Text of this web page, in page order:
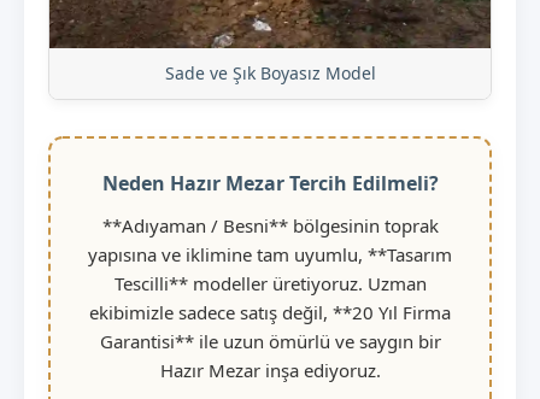
Sade ve Şık Boyasız Model
Neden Hazır Mezar Tercih Edilmeli?
**Adıyaman / Besni** bölgesinin toprak
yapısına ve iklimine tam uyumlu, **Tasarım
Tescilli** modeller üretiyoruz. Uzman
ekibimizle sadece satış değil, **20 Yıl Firma
Garantisi** ile uzun ömürlü ve saygın bir
Hazır Mezar inşa ediyoruz.